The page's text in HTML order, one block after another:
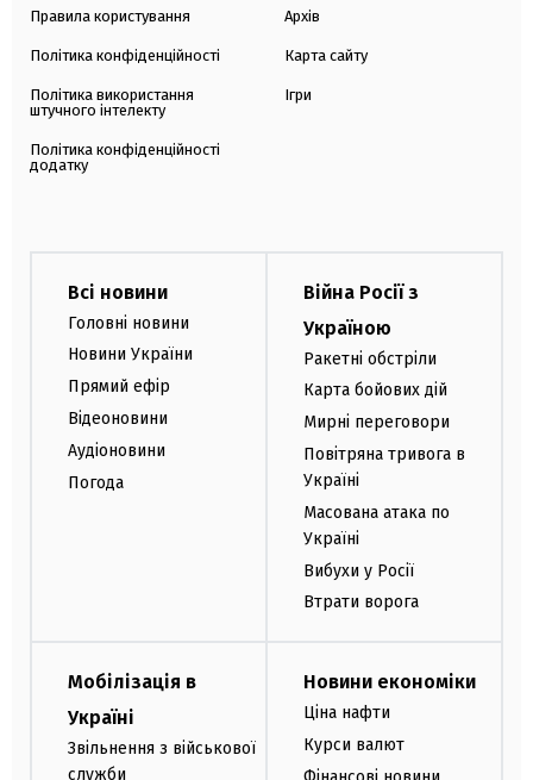
Правила користування
Політика конфіденційності
Політика використання
штучного інтелекту
Політика конфіденційності
додатку
Архів
Карта сайту
Ігри
Всі новини
Головні новини
Новини України
Прямий ефір
Відеоновини
Аудіоновини
Погода
Війна Росії з
Україною
Ракетні обстріли
Карта бойових дій
Мирні переговори
Повітряна тривога в
Україні
Масована атака по
Україні
Вибухи у Росії
Втрати ворога
Мобілізація в
Україні
Звільнення з військової
служби
Новини економіки
Ціна нафти
Курси валют